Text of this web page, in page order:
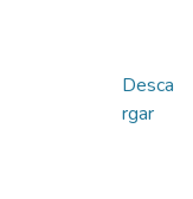
Desca
rgar